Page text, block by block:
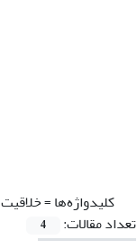
کلیدواژه‌ها =خلاقیت
تعداد مقالات:
4